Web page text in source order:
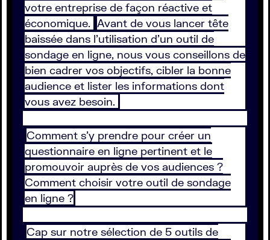
votre entreprise de façon réactive et
économique. Avant de vous lancer tête
baissée dans l’utilisation d’un outil de
sondage en ligne, nous vous conseillons de
bien cadrer vos objectifs, cibler la bonne
audience et lister les informations dont
vous avez besoin.
Comment s’y prendre pour créer un
questionnaire en ligne pertinent et le
promouvoir auprès de vos audiences ?
Comment choisir votre outil de sondage
en ligne ?
Cap sur notre sélection de 5 outils de